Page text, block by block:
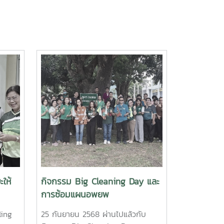
ห้
กิจกรรม Big Cleaning Day และ
การซ้อมแผนอพยพ
25 กันยายน 2568 ผ่านไปแล้วกับ